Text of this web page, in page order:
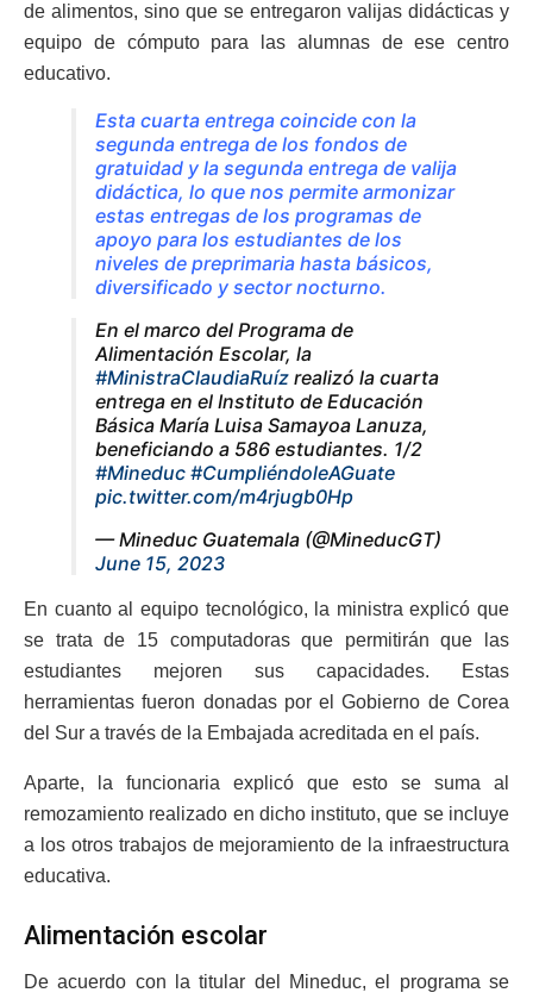
de alimentos, sino que se entregaron valijas didácticas y
equipo de cómputo para las alumnas de ese centro
educativo.
Esta cuarta entrega coincide con la
segunda entrega de los fondos de
gratuidad y la segunda entrega de valija
didáctica, lo que nos permite armonizar
estas entregas de los programas de
apoyo para los estudiantes de los
niveles de preprimaria hasta básicos,
diversificado y sector nocturno.
En el marco del Programa de
Alimentación Escolar, la
#MinistraClaudiaRuíz realizó la cuarta
entrega en el Instituto de Educación
Básica María Luisa Samayoa Lanuza,
beneficiando a 586 estudiantes. 1/2
#Mineduc #CumpliéndoleAGuate
pic.twitter.com/m4rjugb0Hp
— Mineduc Guatemala (@MineducGT)
June 15, 2023
En cuanto al equipo tecnológico, la ministra explicó que
se trata de 15 computadoras que permitirán que las
estudiantes mejoren sus capacidades. Estas
herramientas fueron donadas por el Gobierno de Corea
del Sur a través de la Embajada acreditada en el país.
Aparte, la funcionaria explicó que esto se suma al
remozamiento realizado en dicho instituto, que se incluye
a los otros trabajos de mejoramiento de la infraestructura
educativa.
Alimentación escolar
De acuerdo con la titular del Mineduc, el programa se